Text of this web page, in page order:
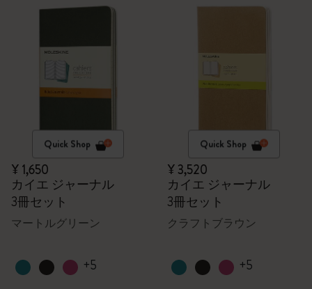
Quick Shop
¥ 1,650
カイエ ジャーナル
3冊セット
マートルグリーン
+5
Quick Shop
¥ 3,520
カイエ ジャーナル
3冊セット
クラフトブラウン
+5